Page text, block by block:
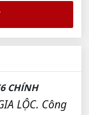
CHÍNH
LỘC. Công